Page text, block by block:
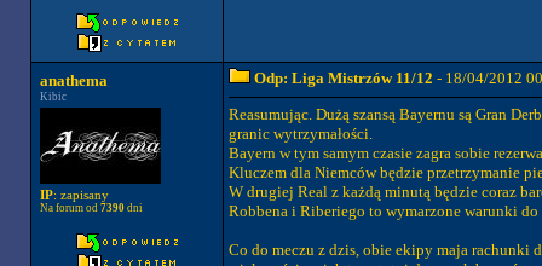
anathema
Kibic
IP: zapisany
Na forum od 7390dni
Odp: Liga Mistrzów 11/12 - 18/04/2012
Reasumując. Dużą szansą Bayernu są Gran
granic wytrzymałości.
Bayern w tym samym czasie zagra sobie
Kluczem dla Niemców będzie przetrzymanie
W drugiej Real z każdą minutą będzie coraz
Robbena i Riberiego to wymarzone warunki do
Co do meczu z dzis, obie ekipy maja rachunki